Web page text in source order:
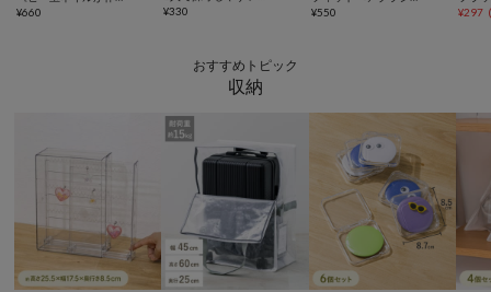
¥660
¥330
¥550 ¥297
おすすめトピック
収納